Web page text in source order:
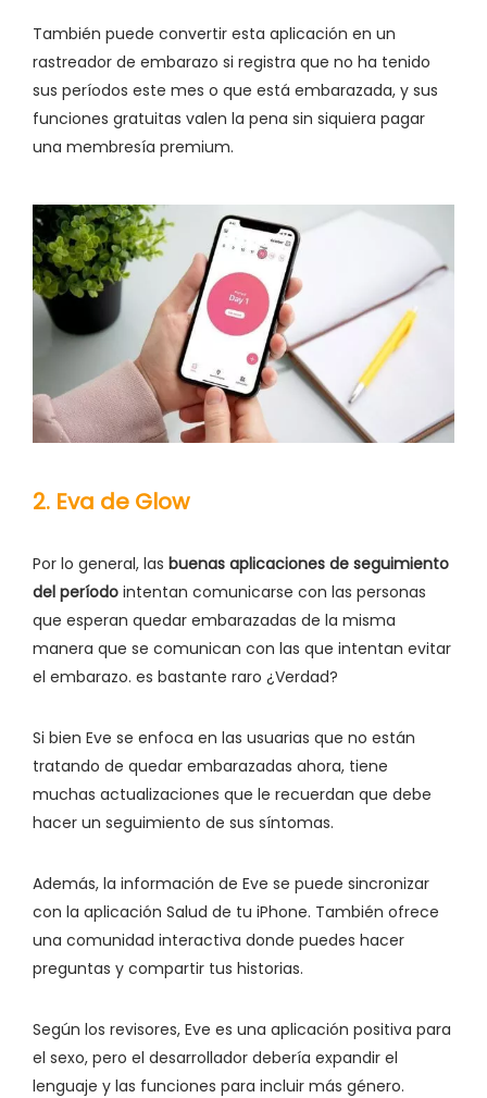
También puede convertir esta aplicación en un
rastreador de embarazo si registra que no ha tenido
sus períodos este mes o que está embarazada, y sus
funciones gratuitas valen la pena sin siquiera pagar
una membresía premium.
2. Eva de Glow
Por lo general, las buenas aplicaciones de seguimiento
del período intentan comunicarse con las personas
que esperan quedar embarazadas de la misma
manera que se comunican con las que intentan evitar
el embarazo. es bastante raro ¿Verdad?
Si bien Eve se enfoca en las usuarias que no están
tratando de quedar embarazadas ahora, tiene
muchas actualizaciones que le recuerdan que debe
hacer un seguimiento de sus síntomas.
Además, la información de Eve se puede sincronizar
con la aplicación Salud de tu iPhone. También ofrece
una comunidad interactiva donde puedes hacer
preguntas y compartir tus historias.
Según los revisores, Eve es una aplicación positiva para
el sexo, pero el desarrollador debería expandir el
lenguaje y las funciones para incluir más género.